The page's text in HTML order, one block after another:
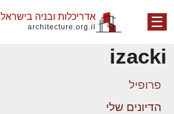
☰ אדריכלות ובניה בישראל
architecture.org.il
izacki
פרופיל
הדיונים שלי